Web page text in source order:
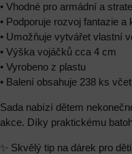
• Vhodné pro armádní a
• Podporuje rozvoj fantazie a
• Umožňuje vytvářet vlastní
• Výška vojáčků cca 4 cm
• Vyrobeno z plastu
• Balení obsahuje 238 ks
Sada nabízí dětem
akce. Díky praktickému
✨ Skvělý tip na dárek pro